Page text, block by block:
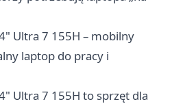
Ultra 7 155H – mobilny
laptop do pracy i
Ultra 7 155H to sprzęt dla